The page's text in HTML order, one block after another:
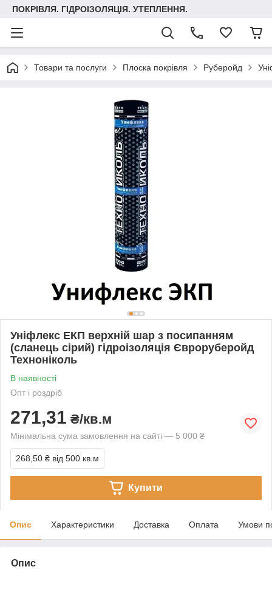
ПОКРІВЛЯ. ГІДРОІЗОЛЯЦІЯ. УТЕПЛЕННЯ.
Товари та послуги Плоска покрівля Руберойд
Уніфлекс ЕКП верхній шар з посипанням
(сланець сірий) гідроізоляція Євроруберойд
Техноніколь
В наявності
Опт і роздріб
271,31 ₴/кв.м
Мінімальна сума замовлення на сайті — 5 000 ₴
268,50 ₴ від 500 кв.м
Купити
Опис Характеристики Доставка Оплата Умови
Опис